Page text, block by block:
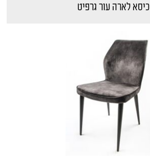
כיסא לארה עור גרפיט